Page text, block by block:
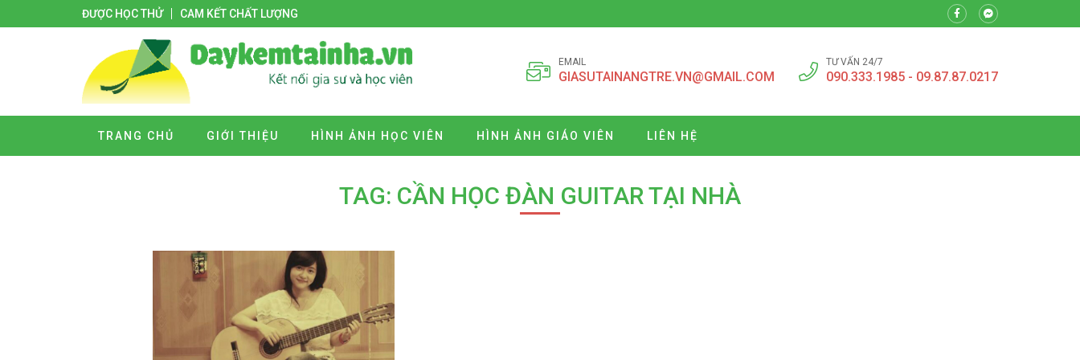
ĐƯỢC HỌC THỬ CAM KẾT CHẤT LƯỢNG
EMAIL
GIASUTAINANGTRE.VN@GMAIL.COM
TƯ VẤN 24/7
090.333.1985 - 09.87.87.0217
TRANG CHỦ GIỚI THIỆU HÌNH ẢNH HỌC VIÊN HÌNH ẢNH GIÁO VIÊN LIÊN HỆ
TAG: CẦN HỌC ĐÀN GUITAR TẠI NHÀ